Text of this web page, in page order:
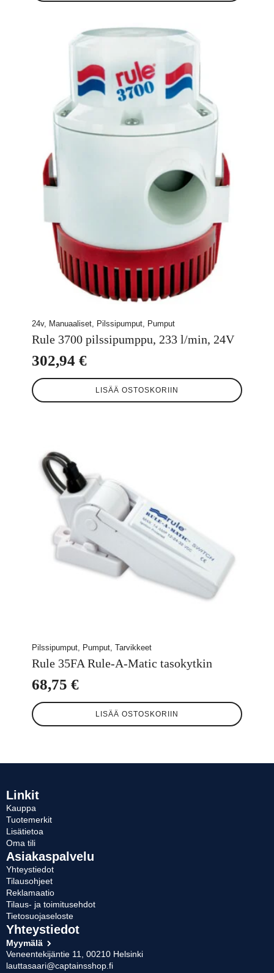
24v, Manuaaliset, Pilssipumput, Pumput
Rule 3700 pilssipumppu, 233 l/min, 24V
302,94 €
LISÄÄ OSTOSKORIIN
Pilssipumput, Pumput, Tarvikkeet
Rule 35FA Rule-A-Matic tasokytkin
68,75 €
LISÄÄ OSTOSKORIIN
Linkit
Kauppa
Tuotemerkit
Lisätietoa
Oma tili
Asiakaspalvelu
Yhteystiedot
Tilausohjeet
Reklamaatio
Tilaus- ja toimitusehdot
Tietosuojaseloste
Yhteystiedot
Myymälä
Veneentekijäntie 11, 00210 Helsinki
lauttasaari@captainsshop.fi